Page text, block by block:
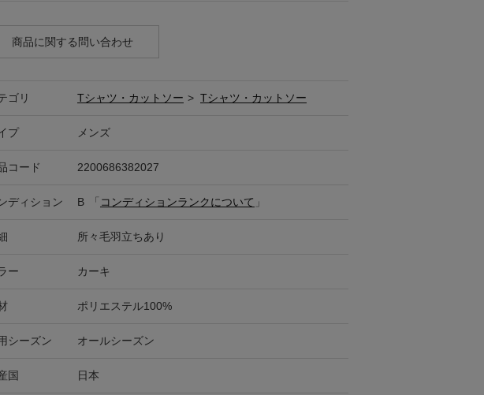
商品に関する問い合わせ
ゴリ Tシャツ・カットソー > Tシャツ・カットソー
プ メンズ
コード 2200686382027
ディション B 「 コンディションランクについて 」
所々毛羽立ちあり
ー カーキ
ポリエステル100%
シーズン オールシーズン
国 日本